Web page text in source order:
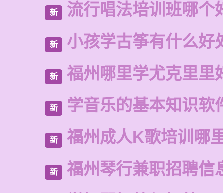
新 流行唱法培训班哪个
新 小孩学古筝有什么好
新 福州哪里学尤克里里
新 学音乐的基本知识软
新 福州成人K歌培训哪
新 福州琴行兼职招聘信